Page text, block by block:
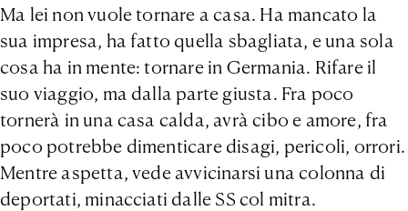
Ma lei non vuole tornare a casa. Ha mancato la
sua impresa, ha fatto quella sbagliata, e una sola
cosa ha in mente: tornare in Germania. Rifare il
suo viaggio, ma dalla parte giusta. Fra poco
tornerà in una casa calda, avrà cibo e amore, fra
poco potrebbe dimenticare disagi, pericoli, orrori.
Mentre aspetta, vede avvicinarsi una colonna di
deportati, minacciati dalle SS col mitra.